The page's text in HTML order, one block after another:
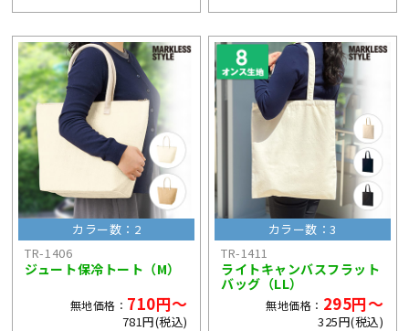
カラー数：2
TR-1406
ジュート保冷トート（M）
無地価格： 710円～
781円(税込)
カラー数：3
TR-1411
ライトキャンバスフラット
バッグ（LL）
無地価格： 295円～
325円(税込)